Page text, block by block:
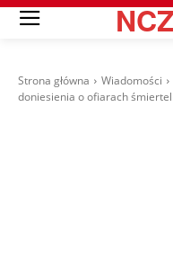
Strona główna Wiadomości
doniesienia o ofiarach